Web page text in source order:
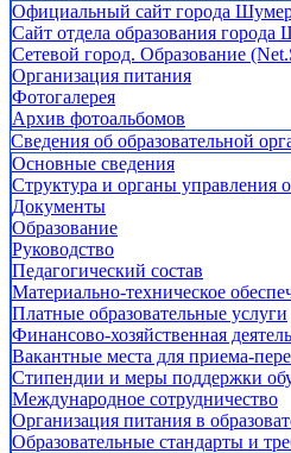
Официальный сайт города
Сайт отдела образования города
Сетевой город. Образование
Организация питания
Фотогалерея
Архив фотоальбомов
Сведения об образовательной
Основные сведения
Структура и органы управления
Документы
Образование
Руководство
Педагогический состав
Материально-техническое
Платные образовательные услуги
Финансово-хозяйственная
Вакантные места для приема-
Стипендии и меры поддержки
Международное сотрудничество
Организация питания в
Образовательные стандарты и